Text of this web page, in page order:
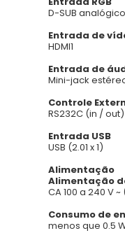
D-SUB analógico
Entrada de
HDMI1
Entrada de
Mini-jack
Controle
RS232C (in /
Entrada USB
USB (2.01 x 1)
Alimentação
Alimentação
CA 100 a 240 V
Consumo de
menos que 0.5